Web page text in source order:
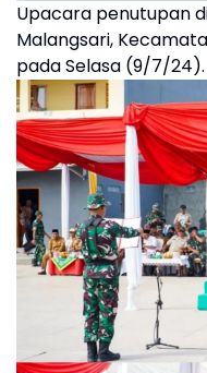
Upacara penutupan
Malangsari,
pada Selasa (9/7/24).